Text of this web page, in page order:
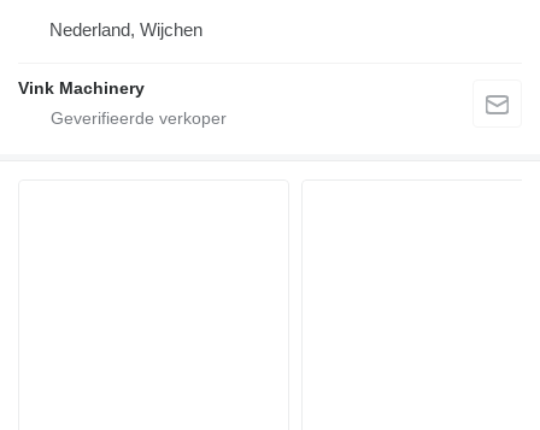
Nederland, Wijchen
Vink Machinery